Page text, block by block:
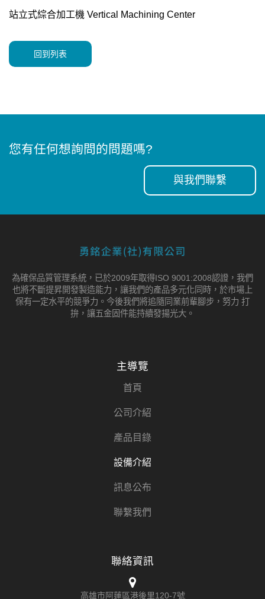
站立式綜合加工機 Vertical Machining Center
回到列表
您有任何想詢問的問題嗎?
與我們聯繫
為確保品質管理系統，已於2009年取得ISO 9001:2008認證，我們
也將不斷提昇開發製造能力，讓我們的產品多元化同時，於市場上
保有一定水平的競爭力。今後我們將追隨同業前輩腳步，努力 打
拚，讓五金固件能持續發揚光大。
主導覽
首頁
公司介紹
產品目錄
設備介紹
訊息公布
聯繫我們
聯絡資訊
高雄市阿蓮區港後里120-7號